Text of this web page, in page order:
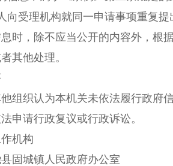
向受理机构就同一申请事项重复
时，除不应当公开的内容外，根
其他处理。
织认为本机关未依法履行政府
申请行政复议或行政诉讼。
机构
城镇人民政府办公室